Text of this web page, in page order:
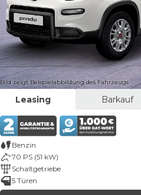
Bild zeigt Beispielabbildung des Fahrzeugs
Leasing Barkauf
Benzin
70 PS (51 kW)
Schaltgetriebe
5 Türen